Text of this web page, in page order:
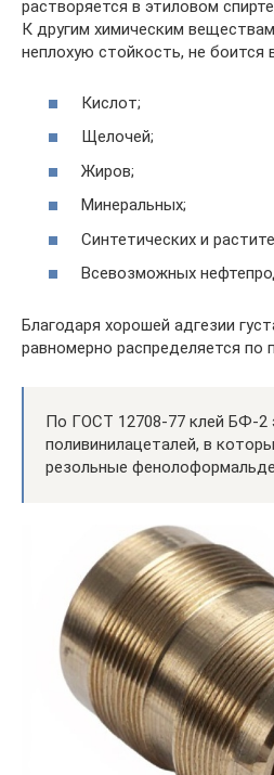
растворяется в этиловом
К другим химическим
неплохую стойкость, не боится
Кислот;
Щелочей;
Жиров;
Минеральных;
Синтетических и
Всевозможных
Благодаря хорошей адгезии
равномерно распределяется по
По ГОСТ 12708-77 клей БФ-2
поливинилацеталей, в
резольные